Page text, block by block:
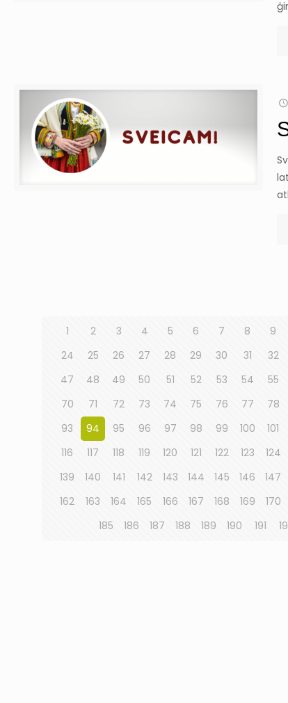
1 2 3 4 5 6 7 8 9
24
25 26 27 28 29 30 31 32
47
48 49 50 51 52 53 54 55
70
71 72 73 74 75 76 77 78
93
94 95 96 97 98 99 100 101
116
117 118 119 120 121 122 123 124
139
140 141 142 143 144 145 146 147
162
163 164 165 166 167 168 169 170
185
186 187 188 189 190 191